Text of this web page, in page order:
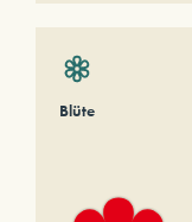
Blüte